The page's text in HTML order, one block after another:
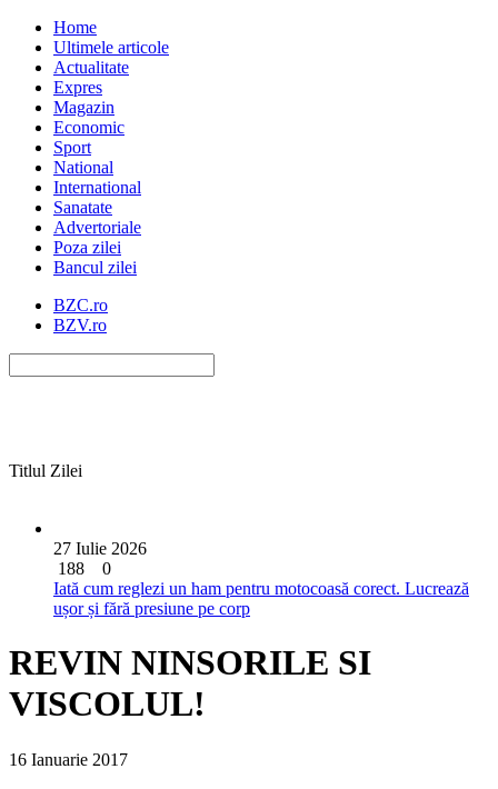
Home
Ultimele articole
Actualitate
Expres
Magazin
Economic
Sport
National
International
Sanatate
Advertoriale
Poza zilei
Bancul zilei
BZC.ro
BZV.ro
Titlul Zilei
27 Iulie 2026
188
0
Iată cum reglezi un ham pentru motocoasă corect. Lucrează
ușor și fără presiune pe corp
REVIN NINSORILE SI
VISCOLUL!
16 Ianuarie 2017